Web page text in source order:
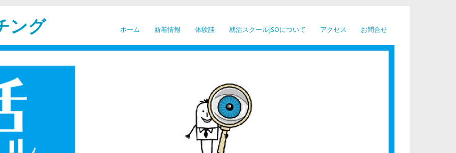
ホーム 新着情報 体験談 就活スクールJSOについて アクセス お問合せ
ング